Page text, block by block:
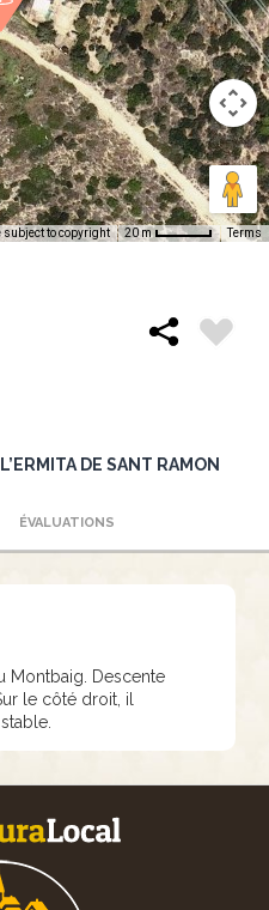
subject to copyright 20 m Terms
DE SANT RAMON
ÉVALUATIONS
Montbaig. Descente
le côté droit, il